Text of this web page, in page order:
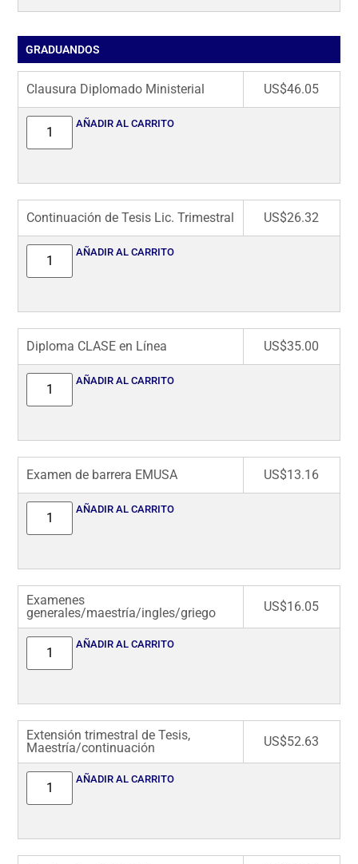
GRADUANDOS
Clausura Diplomado Ministerial US$46.05
AÑADIR AL CARRITO
Continuación de Tesis Lic. Trimestral US$26.32
AÑADIR AL CARRITO
Diploma CLASE en Línea US$35.00
AÑADIR AL CARRITO
Examen de barrera EMUSA US$13.16
AÑADIR AL CARRITO
Examenes
generales/maestría/ingles/griego
US$16.05
AÑADIR AL CARRITO
Extensión trimestral de Tesis,
Maestría/continuación
US$52.63
AÑADIR AL CARRITO